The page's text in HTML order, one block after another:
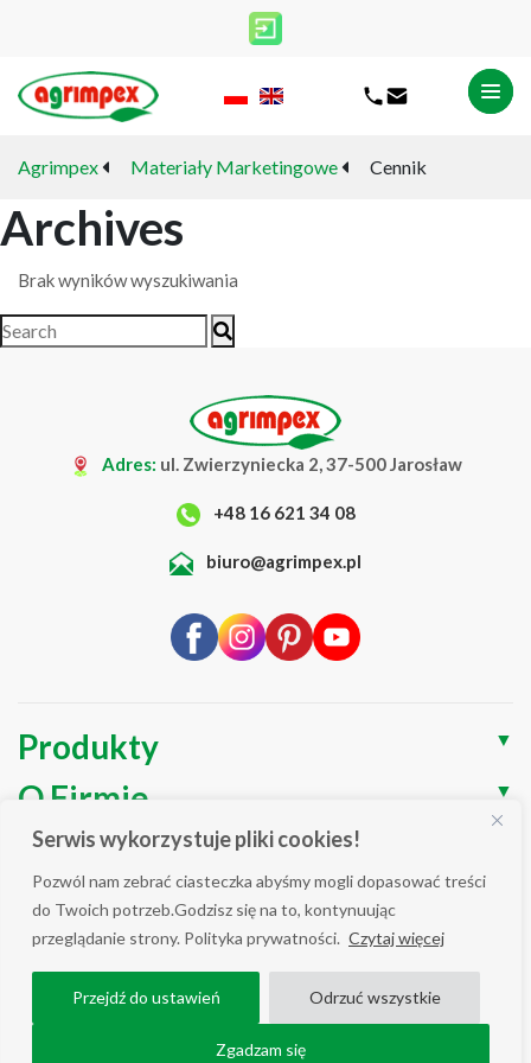
Serwis wykorzystuje pliki cookies!
Pozwól nam zebrać ciasteczka abyśmy mogli dopasować treści
do Twoich potrzeb.Godzisz się na to, kontynuując
przeglądanie strony. Polityka prywatności. Czytaj więcej
Przejdź do ustawień Odrzuć wszystkie
Zgadzam się
Agrimpex Materiały Marketingowe Cennik
Archives
Brak wyników wyszukiwania
Adres: ul. Zwierzyniecka 2, 37-500 Jarosław
+48 16 621 34 08
biuro@agrimpex.pl
Produkty ▼
O Firmie ▼
Blog
Wsparcie
WSZELKIE PRAWA ZASTRZEŻONE AGRIMPEX © 2025
COPYRIGHT ALL RIGHT RESERVED.